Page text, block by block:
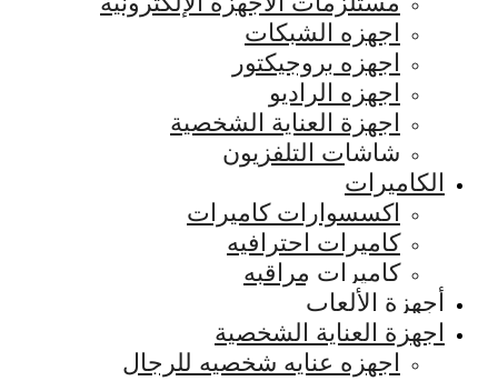
اجهزه الشبكات
اجهزه بروجيكتور
اجهزه الراديو
اجهزة العناية الشخصية
شاشات التلفزيون
الكاميرات
اكسسوارات كاميرات
كاميرات احترافيه
كاميرات مراقبه
أجهزة الألعاب
اجهزة العناية الشخصية
اجهزه عنايه شخصيه للرجال